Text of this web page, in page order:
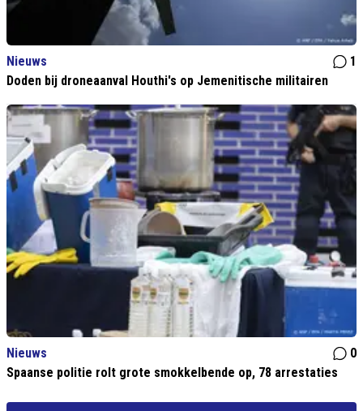
Nieuws
1
Doden bij droneaanval Houthi's op Jemenitische militairen
Nieuws
0
Spaanse politie rolt grote smokkelbende op, 78 arrestaties